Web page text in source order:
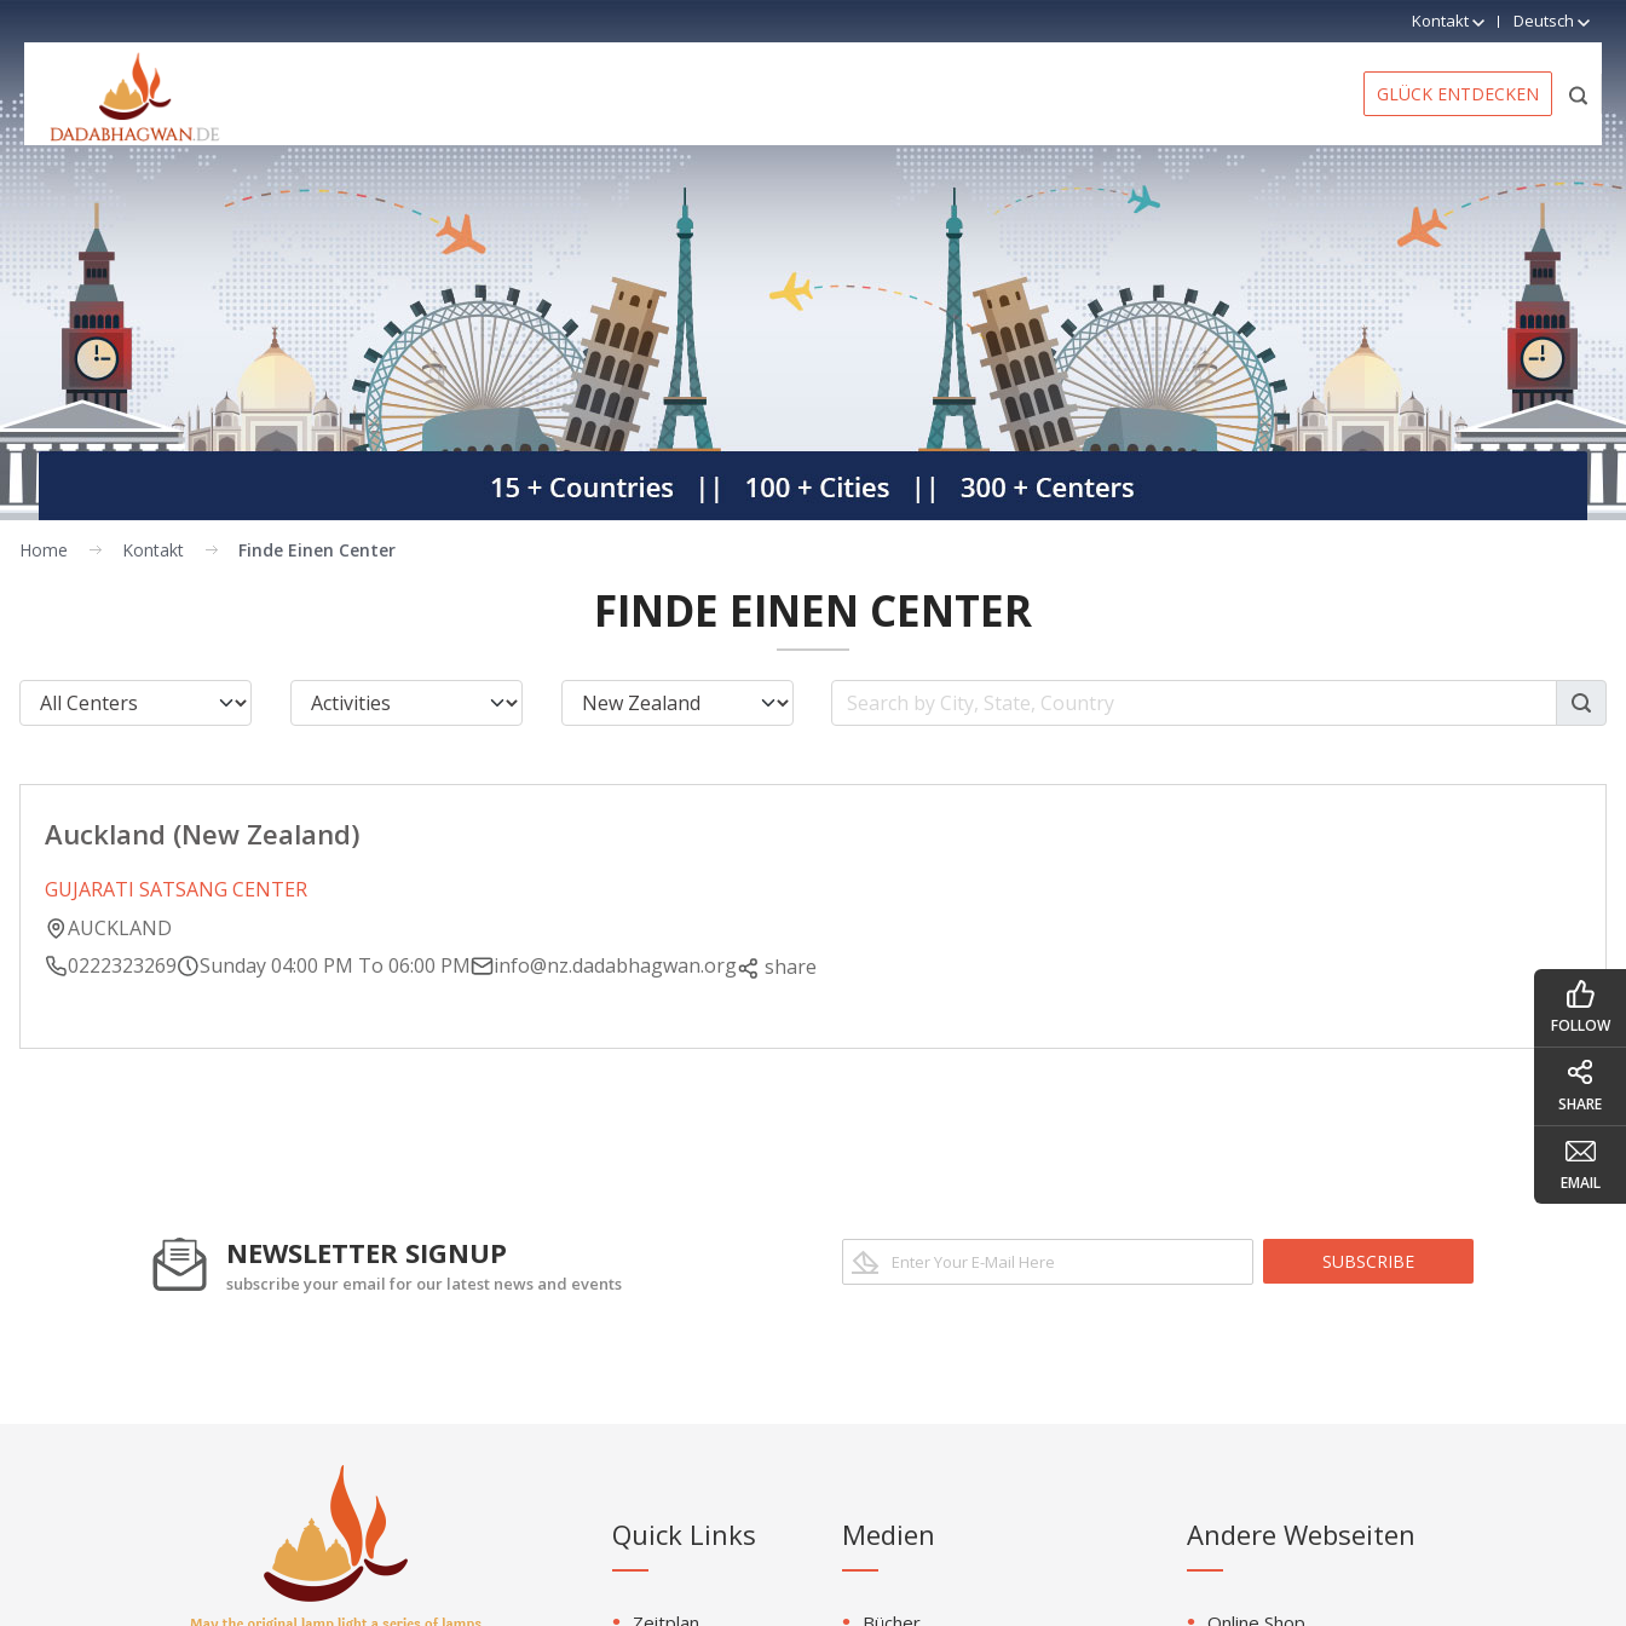
Kontakt Deutsch
GLÜCK ENTDECKEN
Home Kontakt Finde Einen Center
FINDE EINEN CENTER
Auckland (New Zealand)
GUJARATI SATSANG CENTER
AUCKLAND
0222323269
Sunday 04:00 PM To 06:00 PM info@nz.dadabhagwan.org share
NEWSLETTER SIGNUP
subscribe your email for our latest news and events
SUBSCRIBE
Quick Links Medien Andere Webseiten
FOLLOW
SHARE
EMAIL